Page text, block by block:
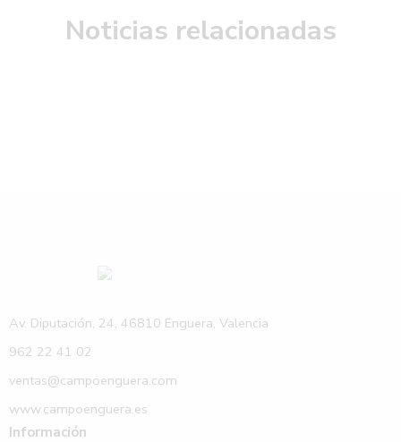
Noticias relacionadas
Av. Diputación, 24, 46810 Enguera, Valencia
962 22 41 02
ventas@campoenguera.com
www.campoenguera.es
Información